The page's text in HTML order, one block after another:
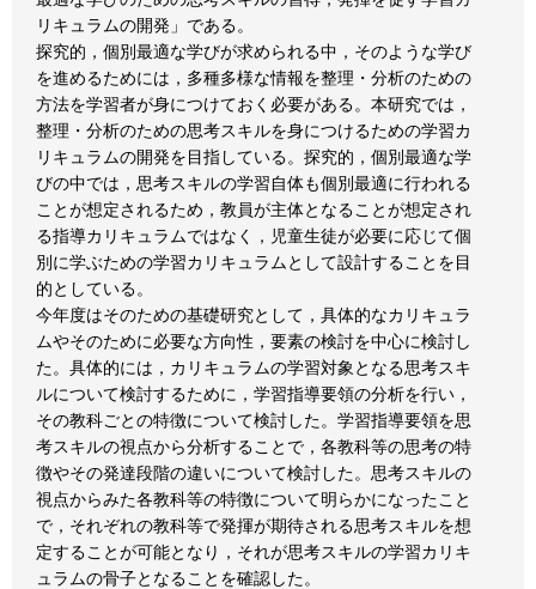
リキュラムの開発」である。
探究的，個別最適な学びが求められる中，そのような学び
を進めるためには，多種多様な情報を整理・分析のための
方法を学習者が身につけておく必要がある。本研究では，
整理・分析のための思考スキルを身につけるための学習カ
リキュラムの開発を目指している。探究的，個別最適な学
びの中では，思考スキルの学習自体も個別最適に行われる
ことが想定されるため，教員が主体となることが想定され
る指導カリキュラムではなく，児童生徒が必要に応じて個
別に学ぶための学習カリキュラムとして設計することを目
的としている。
今年度はそのための基礎研究として，具体的なカリキュラ
ムやそのために必要な方向性，要素の検討を中心に検討し
た。具体的には，カリキュラムの学習対象となる思考スキ
ルについて検討するために，学習指導要領の分析を行い，
その教科ごとの特徴について検討した。学習指導要領を思
考スキルの視点から分析することで，各教科等の思考の特
徴やその発達段階の違いについて検討した。思考スキルの
視点からみた各教科等の特徴について明らかになったこと
で，それぞれの教科等で発揮が期待される思考スキルを想
定することが可能となり，それが思考スキルの学習カリキ
ュラムの骨子となることを確認した。